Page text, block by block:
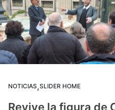
NOTICIAS,SLIDER HOME
Revive la figura de